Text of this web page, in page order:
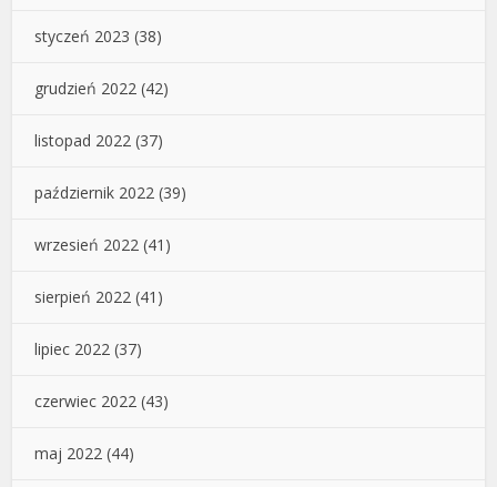
styczeń 2023 (38)
grudzień 2022 (42)
listopad 2022 (37)
październik 2022 (39)
wrzesień 2022 (41)
sierpień 2022 (41)
lipiec 2022 (37)
czerwiec 2022 (43)
maj 2022 (44)